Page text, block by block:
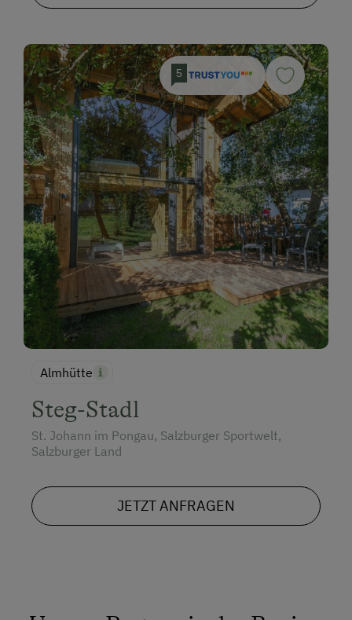
5
Almhütte
Steg-Stadl
St. Johann im Pongau, Salzburger Sportwelt,
Salzburger Land
JETZT ANFRAGEN